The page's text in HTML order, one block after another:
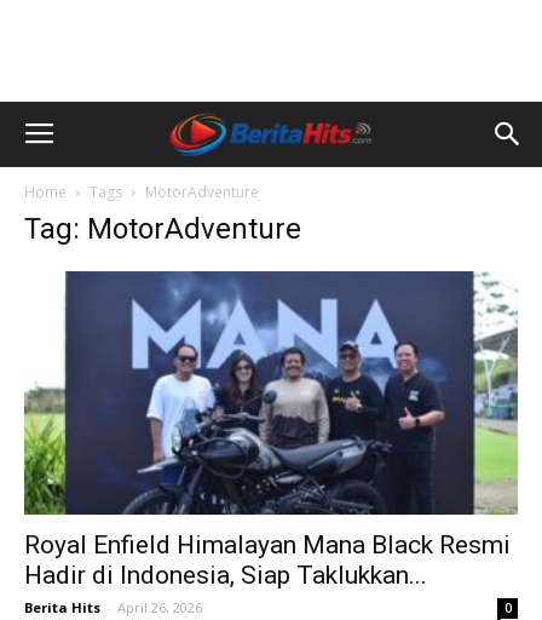
Home Tags MotorAdventure
Tag: MotorAdventure
Royal Enfield Himalayan Mana Black Resmi
Hadir di Indonesia, Siap Taklukkan...
Berita Hits - April 26, 2026 0